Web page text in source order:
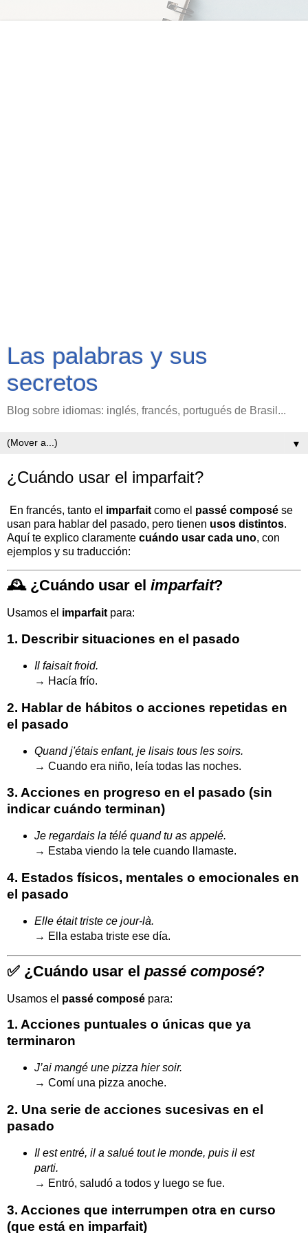
Las palabras y sus
secretos
Blog sobre idiomas: inglés, francés, portugués de Brasil...
▼
¿Cuándo usar el imparfait?
En francés, tanto el imparfait como el passé composé se
usan para hablar del pasado, pero tienen usos distintos.
Aquí te explico claramente cuándo usar cada uno, con
ejemplos y su traducción:
🕰️ ¿Cuándo usar el imparfait?
Usamos el imparfait para:
1. Describir situaciones en el pasado
Il faisait froid.
→ Hacía frío.
2. Hablar de hábitos o acciones repetidas en
el pasado
Quand j'étais enfant, je lisais tous les soirs.
→ Cuando era niño, leía todas las noches.
3. Acciones en progreso en el pasado (sin
indicar cuándo terminan)
Je regardais la télé quand tu as appelé.
→ Estaba viendo la tele cuando llamaste.
4. Estados físicos, mentales o emocionales en
el pasado
Elle était triste ce jour-là.
→ Ella estaba triste ese día.
✅ ¿Cuándo usar el passé composé?
Usamos el passé composé para:
1. Acciones puntuales o únicas que ya
terminaron
J’ai mangé une pizza hier soir.
→ Comí una pizza anoche.
2. Una serie de acciones sucesivas en el
pasado
Il est entré, il a salué tout le monde, puis il est
parti.
→ Entró, saludó a todos y luego se fue.
3. Acciones que interrumpen otra en curso
(que está en imparfait)